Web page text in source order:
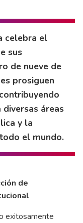
celebra el
sus
de nueve de
prosiguen
áreas
y la
el mundo.
de
exitosamente